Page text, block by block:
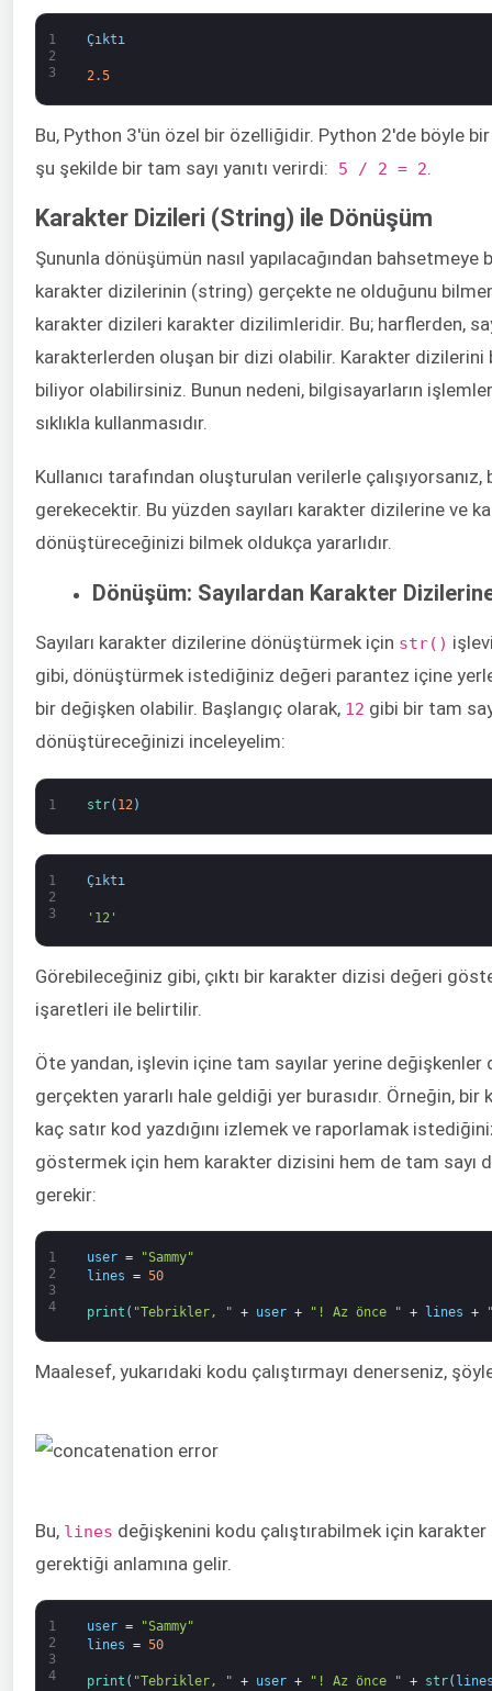
1
2
3
Çıktı
2.5
Bu, Python 3'ün özel bir özelliğidir. Python 2'de böyle
şu şekilde bir tam sayı yanıtı verirdi: 5 / 2 = 2
Karakter Dizileri (String) ile Dönüşüm
Şununla dönüşümün nasıl yapılacağından
karakter dizilerinin (string) gerçekte ne olduğunu
karakter dizileri karakter dizilimleridir. Bu; harflerden,
karakterlerden oluşan bir dizi olabilir. Karakter
biliyor olabilirsiniz. Bunun nedeni, bilgisayarların
sıklıkla kullanmasıdır.
Kullanıcı tarafından oluşturulan verilerle
gerekecektir. Bu yüzden sayıları karakter dizilerine ve
dönüştüreceğinizi bilmek oldukça yararlıdır.
Dönüşüm: Sayılardan Karakter
Sayıları karakter dizilerine dönüştürmek için str()
gibi, dönüştürmek istediğiniz değeri parantez içine
bir değişken olabilir. Başlangıç olarak, 12 gibi bir tam
dönüştüreceğinizi inceleyelim:
1 str( 12 )
1
2
3
Çıktı
'12'
Görebileceğiniz gibi, çıktı bir karakter dizisi değeri
işaretleri ile belirtilir.
Öte yandan, işlevin içine tam sayılar yerine
gerçekten yararlı hale geldiği yer burasıdır. Örneğin, bir
kaç satır kod yazdığını izlemek ve raporlamak
göstermek için hem karakter dizisini hem de tam sayı
gerekir:
1
2
3
4
user =
"Sammy"
lines = 50
print ( "Tebrikler, " + user + "! Az önce " + lines +
Maalesef, yukarıdaki kodu çalıştırmayı denerseniz,
Bu, lines değişkenini kodu çalıştırabilmek için
gerektiği anlamına gelir.
1
2
3
4
user =
"Sammy"
lines = 50
print ( "Tebrikler, " + user + "! Az önce " + str(